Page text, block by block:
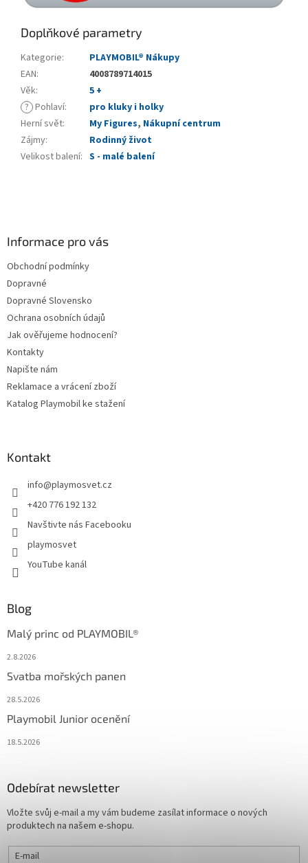
Doplňkové parametry
Kategorie:
PLAYMOBIL® Nákupy
EAN:
4008789714015
Věk:
5 +
? Pohlaví:
pro kluky i holky
Herní svět: My Figures, Nákupní centrum
Zájmy:
Rodinný život
Velikost balení: S - malé balení
Informace pro vás
Obchodní podmínky
Dopravné
Dopravné Slovensko
Ochrana osobních údajů
Jak ověřujeme hodnocení?
Kontakty
Napište nám
Reklamace a vrácení zboží
Katalog Playmobil ke stažení
Kontakt
info@playmosvet.cz
+420 776 192 132
Navštivte nás Facebooku
playmosvet
YouTube kanál
Blog
Malý princ od PLAYMOBIL®
2.8.2026
Svatba mořských panen
28.5.2026
Playmobil Junior ocenění
18.5.2026
Odebírat newsletter
Vložte svůj e-mail a my vám budeme zasílat informace o nových
produktech na našem e-shopu.
E-mail